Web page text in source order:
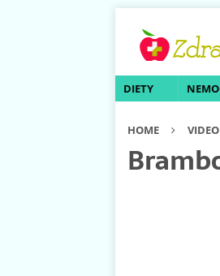
DIETY
HOME